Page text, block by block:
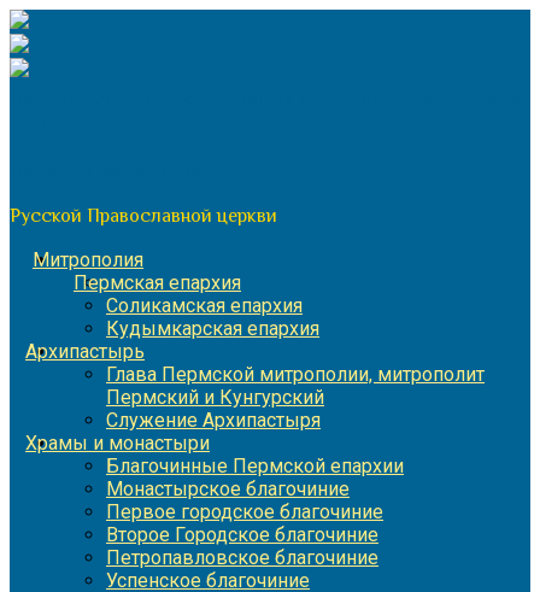
Перейти
к
содержимому
Русской Православной церкви
Митрополия
Пермская епархия
Соликамская епархия
Кудымкарская епархия
Архипастырь
Глава Пермской митрополии, митрополит
Пермский и Кунгурский
Служение Архипастыря
Храмы и монастыри
Благочинные Пермской епархии
Монастырское благочиние
Первое городское благочиние
Второе Городское благочиние
Петропавловское благочиние
Успенское благочиние